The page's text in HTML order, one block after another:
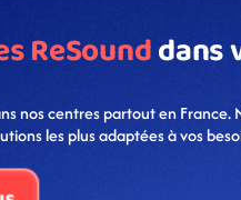
ReSound dans
nos centres partout en France.
les plus adaptées à vos